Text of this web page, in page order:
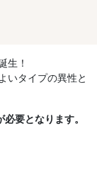
生！
いタイプの異性と
要となります。